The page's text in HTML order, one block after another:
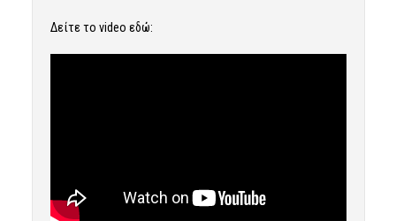
Δείτε το video εδώ: